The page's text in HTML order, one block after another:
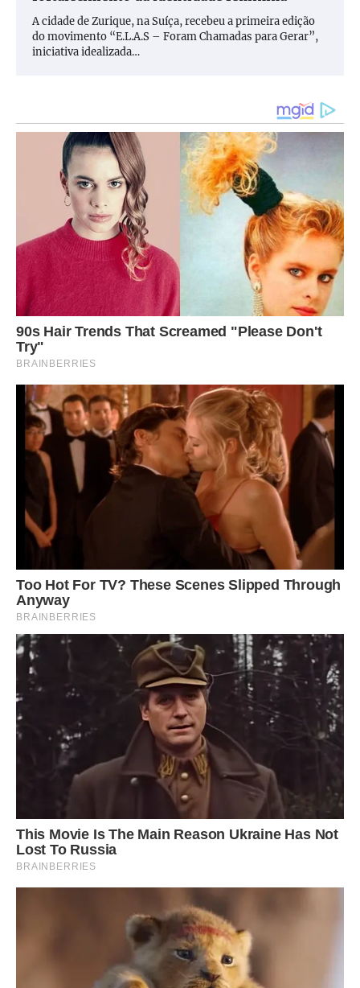
A cidade de Zurique, na Suíça, recebeu a primeira edição
do movimento “E.L.A.S – Foram Chamadas para Gerar”,
iniciativa idealizada…